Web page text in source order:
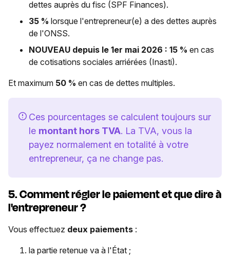
dettes auprès du fisc (SPF Finances).
35 % lorsque l'entrepreneur(e) a des dettes auprès
de l'ONSS.
NOUVEAU depuis le 1er mai 2026 : 15 % en cas
de cotisations sociales arriérées (Inasti).
Et maximum 50 % en cas de dettes multiples.
Ces pourcentages se calculent toujours sur
le montant hors TVA. La TVA, vous la
payez normalement en totalité à votre
entrepreneur, ça ne change pas.
5. Comment régler le paiement et que dire à
l'entrepreneur ?
Vous effectuez deux paiements :
la partie retenue va à l'État ;